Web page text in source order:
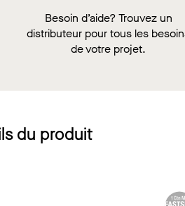
Besoin d’aide? Trouvez un
distributeur pour tous les
de votre projet.
du produit